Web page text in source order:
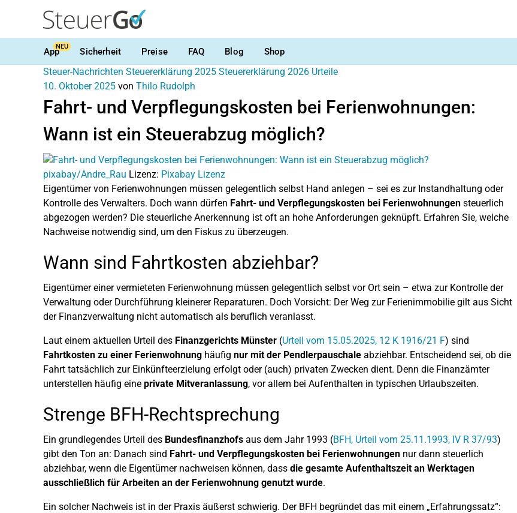
AppNEU Sicherheit Preise FAQ Blog Shop
Steuer-Nachrichten Steuererklärung 2025 Steuererklärung 2026 Urteile
10. Oktober 2025 von Thilo Rudolph
Fahrt- und Verpflegungskosten bei Ferienwohnungen:
Wann ist ein Steuerabzug möglich?
pixabay/Andre_Rau Lizenz: Pixabay Lizenz
Eigentümer von Ferienwohnungen müssen gelegentlich selbst Hand anlegen – sei es zur Instandhaltung oder
Kontrolle des Verwalters. Doch wann dürfen Fahrt- und Verpflegungskosten bei Ferienwohnungen steuerlich
abgezogen werden? Die steuerliche Anerkennung ist oft an hohe Anforderungen geknüpft. Erfahren Sie, welche
Nachweise notwendig sind, um den Fiskus zu überzeugen.
Wann sind Fahrtkosten abziehbar?
Eigentümer einer vermieteten Ferienwohnung müssen gelegentlich selbst vor Ort sein – etwa zur Kontrolle der
Verwaltung oder Durchführung kleinerer Reparaturen. Doch Vorsicht: Der Weg zur Ferienimmobilie gilt aus Sicht
der Finanzverwaltung nicht automatisch als beruflich veranlasst.
Laut einem aktuellen Urteil des Finanzgerichts Münster (Urteil vom 15.05.2025, 12 K 1916/21 F) sind
Fahrtkosten zu einer Ferienwohnung häufig nur mit der Pendlerpauschale abziehbar. Entscheidend sei, ob die
Fahrt tatsächlich zur Einkünfteerzielung erfolgt oder (auch) privaten Zwecken dient. Denn die Finanzämter
unterstellen häufig eine private Mitveranlassung, vor allem bei Aufenthalten in typischen Urlaubszeiten.
Strenge BFH-Rechtsprechung
Ein grundlegendes Urteil des Bundesfinanzhofs aus dem Jahr 1993 (BFH, Urteil vom 25.11.1993, IV R 37/93)
gibt den Ton an: Danach sind Fahrt- und Verpflegungskosten bei Ferienwohnungen nur dann steuerlich
abziehbar, wenn die Eigentümer nachweisen können, dass die gesamte Aufenthaltszeit an Werktagen
ausschließlich für Arbeiten an der Ferienwohnung genutzt wurde.
Ein solcher Nachweis ist in der Praxis äußerst schwierig. Der BFH begründet das mit einem „Erfahrungssatz“: